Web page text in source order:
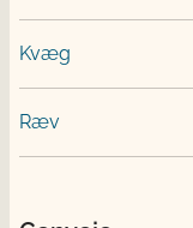
Kvæg
Ræv